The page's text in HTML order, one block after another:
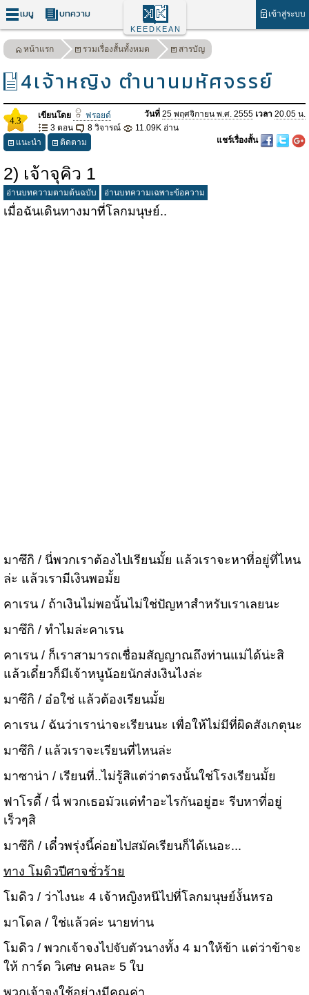
เมนู บทความ เข้าสู่ระบบ
KEEDKEAN
หน้าแรก รวมเรื่องสั้นทั้งหมด สารบัญ
4เจ้าหญิง ตำนานมหัศจรรย์
4.3 เขียนโดย ฟรอยด์ วันที่ 25 พฤศจิกายน พ.ศ. 2555 เวลา 20.05 น.
3 ตอน
8 วิจารณ์
11.09K อ่าน
แนะนำ
ติดตาม แชร์เรื่องสั้น
2) เจ้าจุคิว 1
อ่านบทความตามต้นฉบับ อ่านบทความเฉพาะข้อความ
เมื่อฉันเดินทางมาที่โลกมนุษย์..
มาซึกิ / นี่พวกเราต้องไปเรียนมั้ย แล้วเราจะหาที่อยู่ที่ไหน
ล่ะ แล้วเรามีเงินพอมั้ย
คาเรน / ถ้าเงินไม่พอนั้นไม่ใช่ปัญหาสำหรับเราเลยนะ
มาซึกิ / ทำไมล่ะคาเรน
คาเรน / ก็เราสามารถเชื่อมสัญญาณถึงท่านแม่ได้น่ะสิ
แล้วเดี๋ยวก็มีเจ้าหนูน้อยนักส่งเงินไงล่ะ
มาซึกิ / อ๋อใช่ แล้วต้องเรียนมั้ย
คาเรน / ฉันว่าเราน่าจะเรียนนะ เพื่อให้ไม่มีที่ผิดสังเกตุนะ
มาซึกิ / แล้วเราจะเรียนที่ไหนล่ะ
มาซาน่า / เรียนที่..ไม่รู้สิแต่ว่าตรงนั้นใช่โรงเรียนมั้ย
ฟาโรดี้ / นี่ พวกเธอมัวแต่ทำอะไรกันอยู่ฮะ รีบหาที่อยู่
เร็วๆสิ
มาซึกิ / เดี๋วพรุ่งนี้ค่อยไปสมัคเรียนก็ได้เนอะ...
ทาง โมดิวปีศาจชั่วร้าย
โมดิว / ว่าไงนะ 4 เจ้าหญิงหนีไปที่โลกมนุษย์งั้นหรอ
มาโดล / ใช่แล้วค่ะ นายท่าน
โมดิว / พวกเจ้าจงไปจับตัวนางทั้ง 4 มาให้ข้า แต่ว่าข้าจะ
ให้ การ์ด วิเศษ คนละ 5 ใบ
พวกเจ้าจงใช้อย่างมีคุณค่า